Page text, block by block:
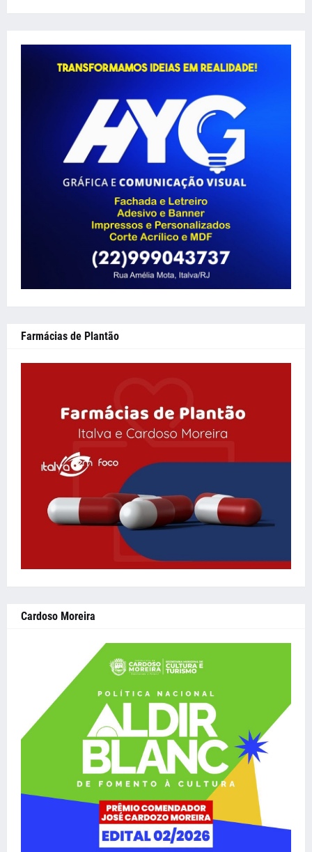
Farmácias de Plantão
Cardoso Moreira